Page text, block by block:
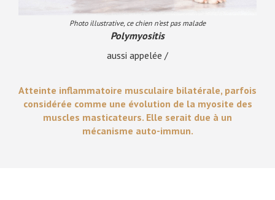
Photo illustrative, ce chien n’est pas malade
Polymyositis
aussi appelée /
Atteinte inflammatoire musculaire bilatérale, parfois
considérée comme une évolution de la myosite des
muscles masticateurs. Elle serait due à un
mécanisme auto-immun.